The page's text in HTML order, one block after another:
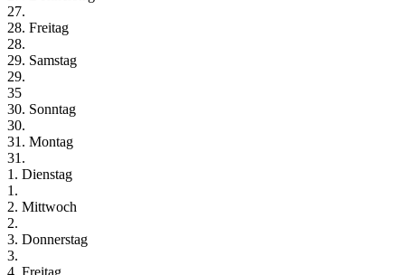
27.
28. Freitag
28.
29. Samstag
29.
35
30. Sonntag
30.
31. Montag
31.
1. Dienstag
1.
2. Mittwoch
2.
3. Donnerstag
3.
4. Freitag